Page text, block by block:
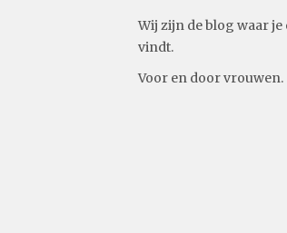
Wij zijn de blog waar
vindt.
Voor en door vrouwen.